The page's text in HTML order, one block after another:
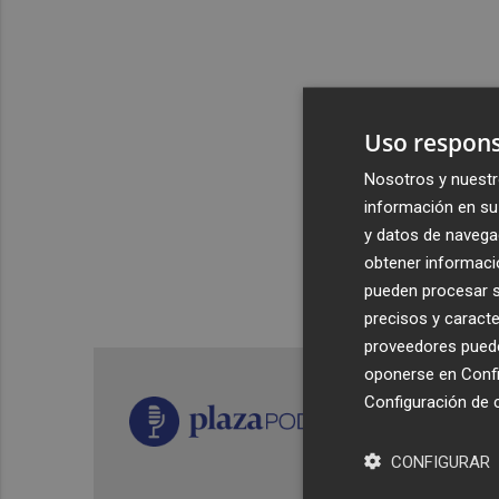
Uso
Nosotros y
información en
y datos de
obtener
pueden procesar
precisos y
proveedores
oponerse en
Configuración de
CONFIGURAR